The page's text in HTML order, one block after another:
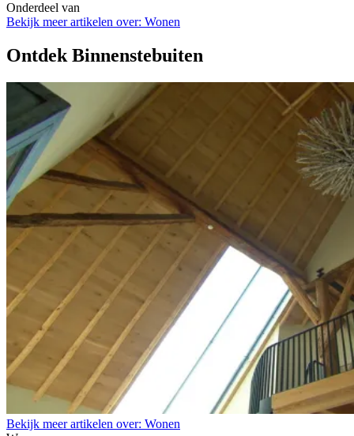
Onderdeel van
Bekijk meer artikelen over: Wonen
Ontdek Binnenstebuiten
Bekijk meer artikelen over: Wonen